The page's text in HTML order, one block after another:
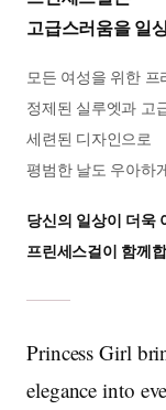
고급스러움을 일
모든 여성을 위한 프
정제된 실루엣과 고
세련된 디자인으로
평범한 날도 우아하
당신의 일상이 더욱
프린세스걸이 함께
Princess Girl
elegance into